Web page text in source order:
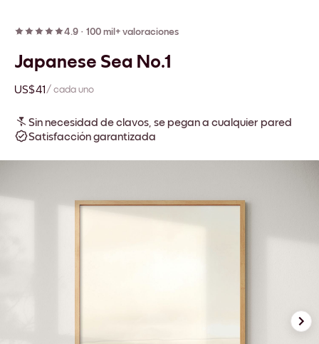
4.9 · 100 mil+ valoraciones
Japanese Sea No.1
US$41 / cada uno
Sin necesidad de clavos, se pegan a cualquier pared
Satisfacción garantizada